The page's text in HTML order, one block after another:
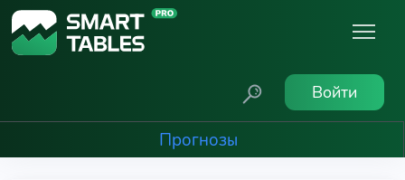
Войти
Прогнозы